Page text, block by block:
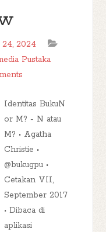
24, 2024
Pustaka
Identitas BukuN
or M? - N atau
M? • Agatha
Christie •
@bukugpu •
Cetakan VII,
September 2017
• Dibaca di
aplikasi